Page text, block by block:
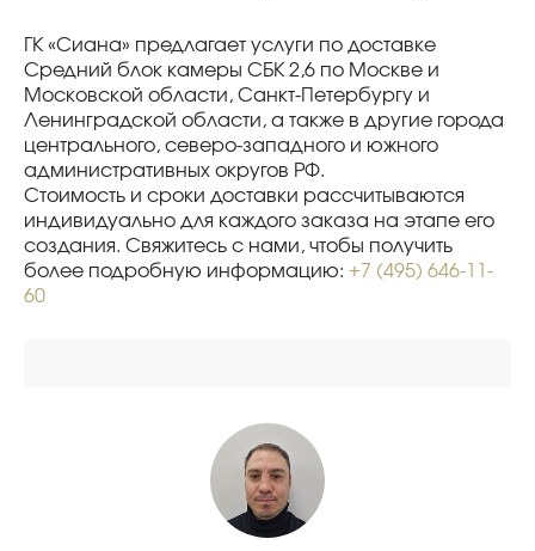
ГК «Сиана» предлагает услуги по доставке
Средний блок камеры СБК 2,6 по Москве и
Московской области, Санкт-Петербургу и
Ленинградской области, а также в другие города
центрального, северо-западного и южного
административных округов РФ.
Стоимость и сроки доставки рассчитываются
индивидуально для каждого заказа на этапе его
создания. Свяжитесь с нами, чтобы получить
более подробную информацию: +7 (495) 646-11-
60